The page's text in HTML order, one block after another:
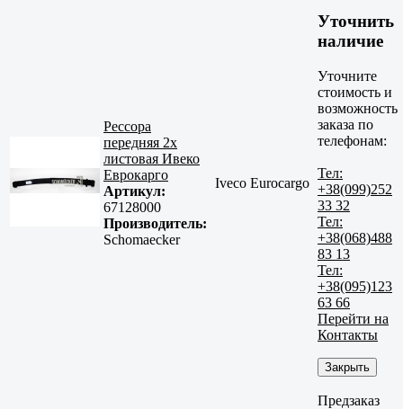
Рессора
передняя 2х
листовая Ивеко
Еврокарго
Артикул:
67128000
Производитель:
Schomaecker
Iveco Eurocargo
Уточнить
наличие
Уточните
стоимость и
возможность
заказа по
телефонам:
Тел:
+38(099)252
33 32
Тел:
+38(068)488
83 13
Тел:
+38(095)123
63 66
Перейти на
Контакты
Закрыть
Предзаказ